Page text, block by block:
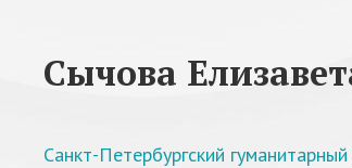
Сычова
Санкт-Петербургский